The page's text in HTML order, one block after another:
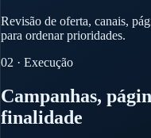
Revisão de oferta, canais,
para ordenar prioridades.
02 · Execução
Campanhas,
finalidade